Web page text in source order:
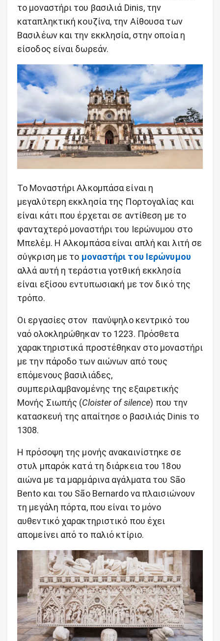
το μοναστήρι του βασιλιά Dinis, την
καταπληκτική κουζίνα, την Αίθουσα των
Βασιλέων και την εκκλησία, στην οποία η
είσοδος είναι δωρεάν.
Το Μοναστήρι Αλκομπάσα είναι η
μεγαλύτερη εκκλησία της Πορτογαλίας και
είναι κάτι που έρχεται σε αντίθεση με το
φανταχτερό μοναστήρι του Ιερώνυμου στο
Μπελέμ. Η Αλκομπάσα είναι απλή και λιτή σε
σύγκριση με το μοναστήρι του Ιερώνυμου
αλλά αυτή η τεράστια γοτθική εκκλησία
είναι εξίσου εντυπωσιακή με τον δικό της
τρόπο.
Οι εργασίες στον πανύψηλο κεντρικό του
ναό ολοκληρώθηκαν το 1223. Πρόσθετα
χαρακτηριστικά προστέθηκαν στο μοναστήρι
με την πάροδο των αιώνων από τους
επόμενους βασιλιάδες,
συμπεριλαμβανομένης της εξαιρετικής
Μονής Σιωπής (Cloister of silence) που την
κατασκευή της απαίτησε ο βασιλιάς Dinis το
1308.
Η πρόσοψη της μονής ανακαινίστηκε σε
στυλ μπαρόκ κατά τη διάρκεια του 18ου
αιώνα με τα μαρμάρινα αγάλματα του São
Bento και του São Bernardo να πλαισιώνουν
τη μεγάλη πόρτα, που είναι το μόνο
αυθεντικό χαρακτηριστικό που έχει
απομείνει από το παλιό κτίριο.